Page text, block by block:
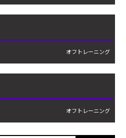
オフトレーニング
オフトレーニング